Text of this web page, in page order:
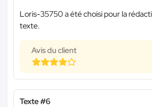
Loris-35750 a été choisi pour la
texte.
Avis du client
Texte #6